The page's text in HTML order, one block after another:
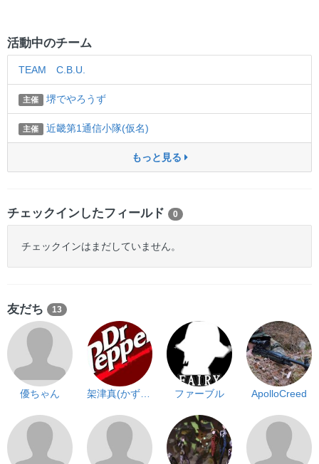
活動中のチーム
TEAM C.B.U.
主催 堺でやろうず
主催 近畿第1通信小隊(仮名)
もっと見る
チェックインしたフィールド 0
チェックインはまだしていません。
友だち 13
優ちゃん ファーブル ApolloCreed